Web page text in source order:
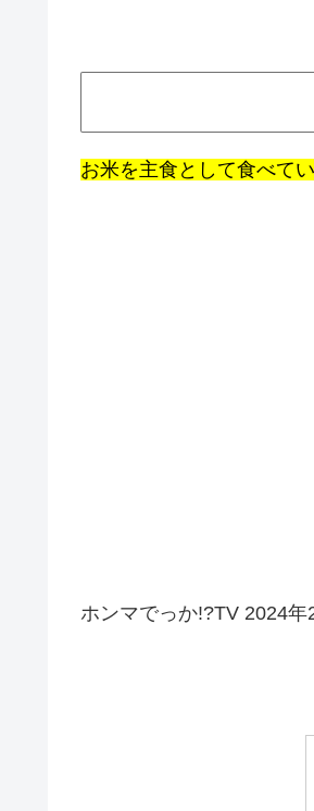
お米を主食として食べて
ホンマでっか!?TV 2024年